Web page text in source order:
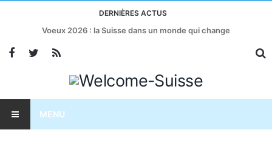
DERNIÈRES ACTUS
Voeux 2026 : la Suisse dans un monde qui change
MENU